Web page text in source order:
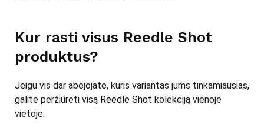
Kur rasti visus Reedle Shot
produktus?
Jeigu vis dar abejojate, kuris variantas jums tinkamiausias,
galite peržiūrėti visą Reedle Shot kolekciją vienoje
vietoje.